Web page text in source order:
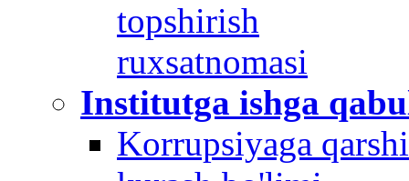
topshirish
ruxsatnomasi
Institutga ishga
Korrupsiyaga qarshi